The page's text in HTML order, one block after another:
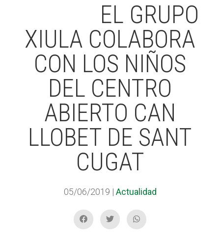
EL GRUPO
XIULA COLABORA
CON LOS NIÑOS
DEL CENTRO
ABIERTO CAN
LLOBET DE SANT
CUGAT
05/06/2019 | Actualidad
ALBERG CENTRE ESPLAI
FORMACIÓ
CASES DE COLÒNIES
ACCIÓ SOCIAL I JOVES
SUPORT TERCER SECTOR